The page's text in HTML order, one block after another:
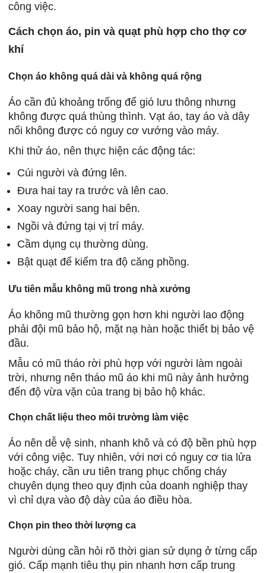
công việc.
Cách chọn áo, pin và quạt phù hợp cho thợ cơ
khí
Chọn áo không quá dài và không quá rộng
Áo cần đủ khoảng trống để gió lưu thông nhưng
không được quá thùng thình. Vạt áo, tay áo và dây
nối không được có nguy cơ vướng vào máy.
Khi thử áo, nên thực hiện các động tác:
Cúi người và đứng lên.
Đưa hai tay ra trước và lên cao.
Xoay người sang hai bên.
Ngồi và đứng tại vị trí máy.
Cầm dụng cụ thường dùng.
Bật quạt để kiểm tra độ căng phồng.
Ưu tiên mẫu không mũ trong nhà xưởng
Áo không mũ thường gọn hơn khi người lao động
phải đội mũ bảo hộ, mặt nạ hàn hoặc thiết bị bảo vệ
đầu.
Mẫu có mũ tháo rời phù hợp với người làm ngoài
trời, nhưng nên tháo mũ áo khi mũ này ảnh hưởng
đến độ vừa vặn của trang bị bảo hộ khác.
Chọn chất liệu theo môi trường làm việc
Áo nên dễ vệ sinh, nhanh khô và có độ bền phù hợp
với công việc. Tuy nhiên, với nơi có nguy cơ tia lửa
hoặc cháy, cần ưu tiên trang phục chống cháy
chuyên dụng theo quy định của doanh nghiệp thay
vì chỉ dựa vào độ dày của áo điều hòa.
Chọn pin theo thời lượng ca
Người dùng cần hỏi rõ thời gian sử dụng ở từng cấp
gió. Cấp mạnh tiêu thụ pin nhanh hơn cấp trung